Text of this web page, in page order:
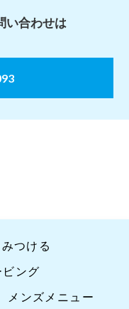
い合わせは
つける
ビング
メンズメニュー